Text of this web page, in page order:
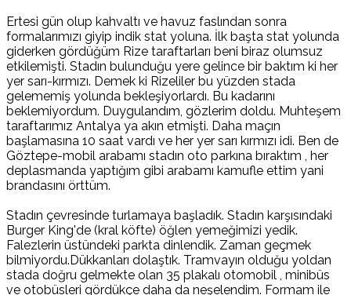
Ertesi gün olup kahvaltı ve havuz faslından sonra
formalarımızı giyip indik stat yoluna. İlk başta stat yolunda
giderken gördüğüm Rize taraftarları beni biraz olumsuz
etkilemişti. Stadın bulunduğu yere gelince bir baktım ki her
yer sarı-kırmızı. Demek ki Rizeliler bu yüzden stada
gelememiş yolunda bekleşiyorlardı. Bu kadarını
beklemiyordum. Duygulandım, gözlerim doldu. Muhteşem
taraftarımız Antalya ya akın etmişti. Daha maçın
başlamasına 10 saat vardı ve her yer sarı kırmızı idi. Ben de
Göztepe-mobil arabamı stadın oto parkına bıraktım , her
deplasmanda yaptığım gibi arabamı kamufle ettim yani
brandasını örttüm.
Stadın çevresinde turlamaya başladık. Stadın karşısındaki
Burger King'de (kral köfte) öğlen yemeğimizi yedik.
Falezlerin üstündeki parkta dinlendik. Zaman geçmek
bilmiyordu.Dükkanları dolaştık. Tramvayın olduğu yoldan
stada doğru gelmekte olan 35 plakalı otomobil , minibüs
ve otobüsleri gördükçe daha da neşelendim. Formam ile